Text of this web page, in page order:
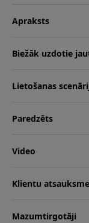
Apraksts
Biežāk uzdotie
Lietošanas
Paredzēts
Video
Klientu
Mazumtirgotāji